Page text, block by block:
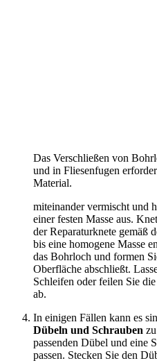
Das Verschließen von
und in Fliesenfugen
Material.
miteinander vermischt und
einer festen Masse aus.
der Reparaturknete gemäß
bis eine homogene Masse
das Bohrloch und formen
Oberfläche abschließt.
Schleifen oder feilen Sie
ab.
In einigen Fällen kann es
Dübeln und Schrauben
passenden Dübel und eine
passen. Stecken Sie den